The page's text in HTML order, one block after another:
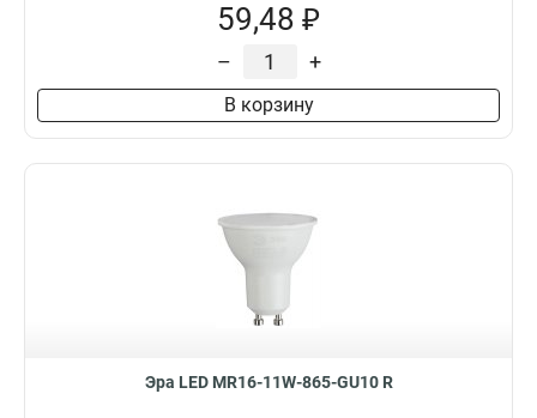
59,48 ₽
– +
В корзину
Эра LED MR16-11W-865-GU10 R